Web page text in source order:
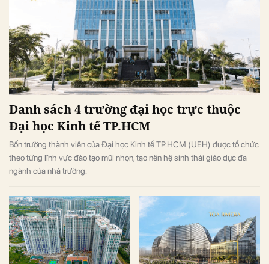
Danh sách 4 trường đại học trực thuộc
Đại học Kinh tế TP.HCM
Bốn trường thành viên của Đại học Kinh tế TP.HCM (UEH) được tổ chức
theo từng lĩnh vực đào tạo mũi nhọn, tạo nên hệ sinh thái giáo dục đa
ngành của nhà trường.